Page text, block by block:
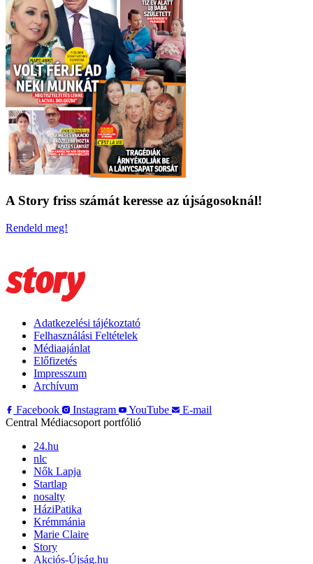
A Story friss számát keresse az újságosoknál!
Rendeld meg!
Adatkezelési tájékoztató
Felhasználási Feltételek
Médiaajánlat
Előfizetés
Impresszum
Archívum
Facebook
Instagram YouTube
E-mail
Central Médiacsoport portfólió
24.hu
nlc
Nők Lapja
Startlap
nosalty
HáziPatika
Krémmánia
Marie Claire
Story
Akciós-Újság.hu